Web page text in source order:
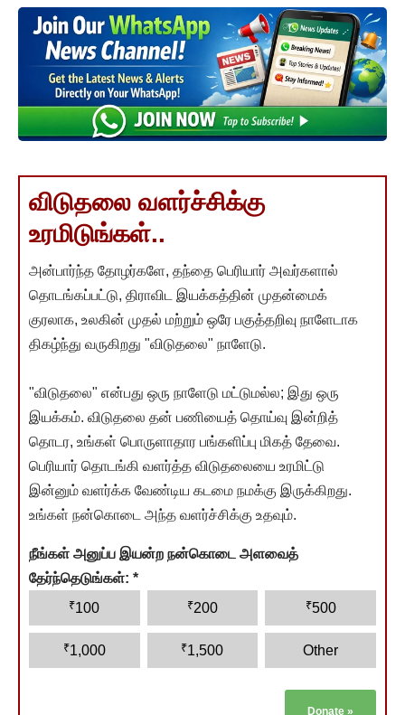
விடுதலை வளர்ச்சிக்கு
உரமிடுங்கள்..
அன்பார்ந்த தோழர்களே, தந்தை பெரியார் அவர்களால்
தொடங்கப்பட்டு, திராவிட இயக்கத்தின் முதன்மைக்
குரலாக, உலகின் முதல் மற்றும் ஒரே பகுத்தறிவு நாளேடாக
திகழ்ந்து வருகிறது "விடுதலை" நாளேடு.
"விடுதலை" என்பது ஒரு நாளேடு மட்டுமல்ல; இது ஒரு
இயக்கம். விடுதலை தன் பணியைத் தொய்வு இன்றித்
தொடர, உங்கள் பொருளாதார பங்களிப்பு மிகத் தேவை.
பெரியார் தொடங்கி வளர்த்த விடுதலையை உரமிட்டு
இன்னும் வளர்க்க வேண்டிய கடமை நமக்கு இருக்கிறது.
உங்கள் நன்கொடை அந்த வளர்ச்சிக்கு உதவும்.
நீங்கள் அனுப்ப இயன்ற நன்கொடை அளவைத்
தேர்ந்தெடுங்கள்: *
₹100 ₹200 ₹500
₹1,000 ₹1,500 Other
Donate »